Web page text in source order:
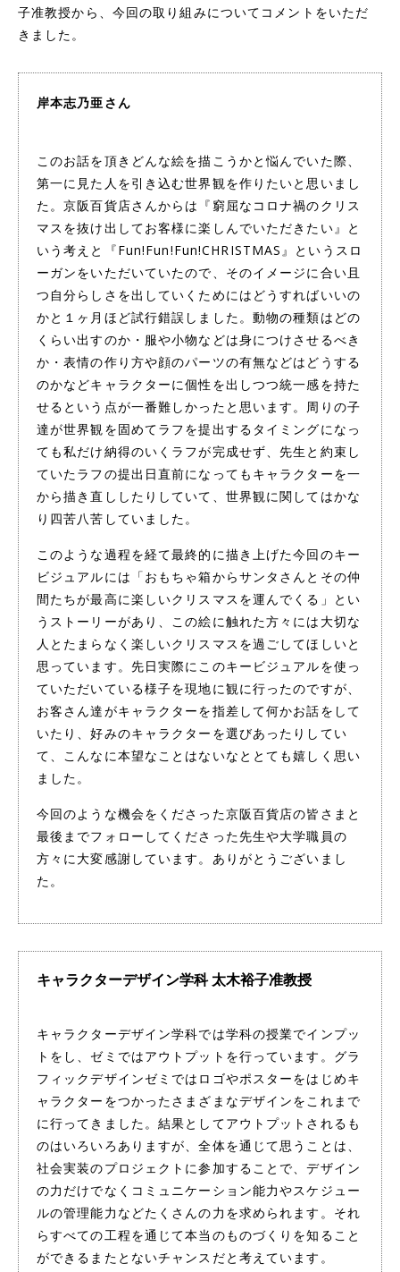
子准教授から、今回の取り組みについてコメントをいただ
きました。
岸本志乃亜さん
このお話を頂きどんな絵を描こうかと悩んでいた際、
第一に見た人を引き込む世界観を作りたいと思いまし
た。京阪百貨店さんからは『窮屈なコロナ禍のクリス
マスを抜け出してお客様に楽しんでいただきたい』と
いう考えと『Fun!Fun!Fun!CHRISTMAS』というスロ
ーガンをいただいていたので、そのイメージに合い且
つ自分らしさを出していくためにはどうすればいいの
かと１ヶ月ほど試行錯誤しました。動物の種類はどの
くらい出すのか・服や小物などは身につけさせるべき
か・表情の作り方や顔のパーツの有無などはどうする
のかなどキャラクターに個性を出しつつ統一感を持た
せるという点が一番難しかったと思います。周りの子
達が世界観を固めてラフを提出するタイミングになっ
ても私だけ納得のいくラフが完成せず、先生と約束し
ていたラフの提出日直前になってもキャラクターを一
から描き直ししたりしていて、世界観に関してはかな
り四苦八苦していました。
このような過程を経て最終的に描き上げた今回のキー
ビジュアルには「おもちゃ箱からサンタさんとその仲
間たちが最高に楽しいクリスマスを運んでくる」とい
うストーリーがあり、この絵に触れた方々には大切な
人とたまらなく楽しいクリスマスを過ごしてほしいと
思っています。先日実際にこのキービジュアルを使っ
ていただいている様子を現地に観に行ったのですが、
お客さん達がキャラクターを指差して何かお話をして
いたり、好みのキャラクターを選びあったりしてい
て、こんなに本望なことはないなととても嬉しく思い
ました。
今回のような機会をくださった京阪百貨店の皆さまと
最後までフォローしてくださった先生や大学職員の
方々に大変感謝しています。ありがとうございまし
た。
キャラクターデザイン学科 太木裕子准教授
キャラクターデザイン学科では学科の授業でインプッ
トをし、ゼミではアウトプットを行っています。グラ
フィックデザインゼミではロゴやポスターをはじめキ
ャラクターをつかったさまざまなデザインをこれまで
に行ってきました。結果としてアウトプットされるも
のはいろいろありますが、全体を通じて思うことは、
社会実装のプロジェクトに参加することで、デザイン
の力だけでなくコミュニケーション能力やスケジュー
ルの管理能力などたくさんの力を求められます。それ
らすべての工程を通じて本当のものづくりを知ること
ができるまたとないチャンスだと考えています。